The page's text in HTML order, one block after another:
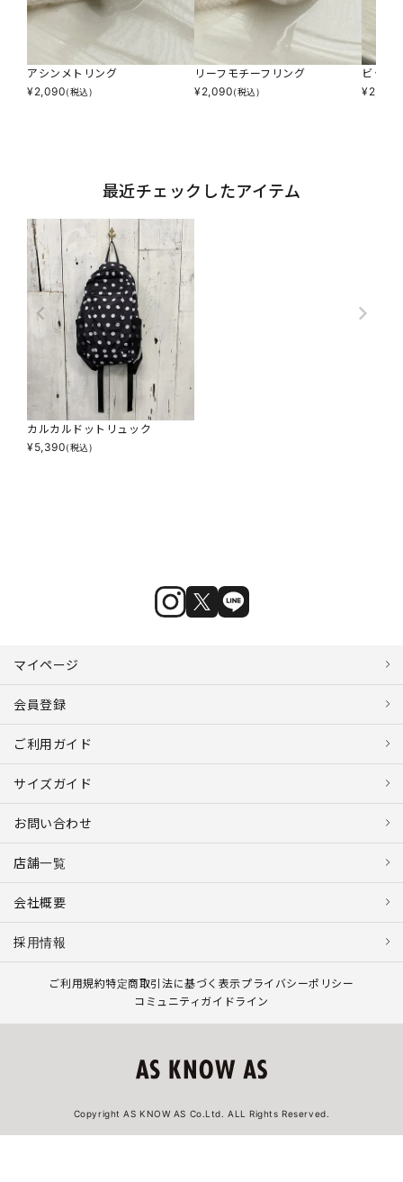
アシンメトリング
¥2,090(税込)
リーフモチーフリング
¥2,090(税込)
ビッグ
¥2,750
最近チェックしたアイテム
カルカルドットリュック
¥5,390(税込)
マイページ
会員登録
ご利用ガイド
サイズガイド
お問い合わせ
店舗一覧
会社概要
採用情報
ご利用規約特定商取引法に基づく表示プライバシーポリシー
コミュニティガイドライン
Copyright AS KNOW AS Co.Ltd. ALL Rights Reserved.